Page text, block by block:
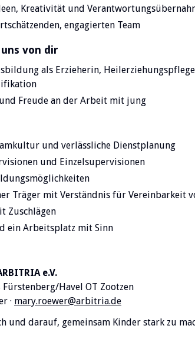
Kreativität und
engagierten Team
von dir
als Erzieherin,
Freude an der Arbeit mit jung
und verlässliche Dienstplanung
und Einzelsupervisionen
Träger mit Verständnis für Vereinbarkeit
Zuschlägen
ein Arbeitsplatz mit Sinn
e.V.
Fürstenberg/Havel OT Zootzen
· mary.roewer@arbitria.de
und darauf, gemeinsam Kinder stark zu